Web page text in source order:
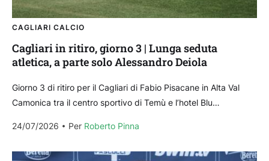
CAGLIARI CALCIO
Cagliari in ritiro, giorno 3 | Lunga seduta
atletica, a parte solo Alessandro Deiola
Giorno 3 di ritiro per il Cagliari di Fabio Pisacane in Alta Val
Camonica tra il centro sportivo di Temù e l’hotel Blu
24/07/2026
Per Roberto Pinna